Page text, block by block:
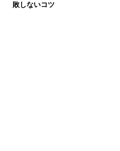
敗しないコツ